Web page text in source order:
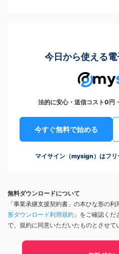
今日から使える
法的に安心・送信コスト0円
今すぐ無料で始める
マイサイン（mysign）はフリ
無料ダウンロードについて
「事業承継支援契約書」の本ひな形の
形ダウンロード利用規約 」をご確認く
で、規約に同意いただいたものとさせて